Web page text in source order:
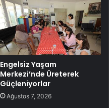
Engelsiz Yaşam
Merkezi’nde Üreterek
Güçleniyorlar
Ağustos 7, 2026